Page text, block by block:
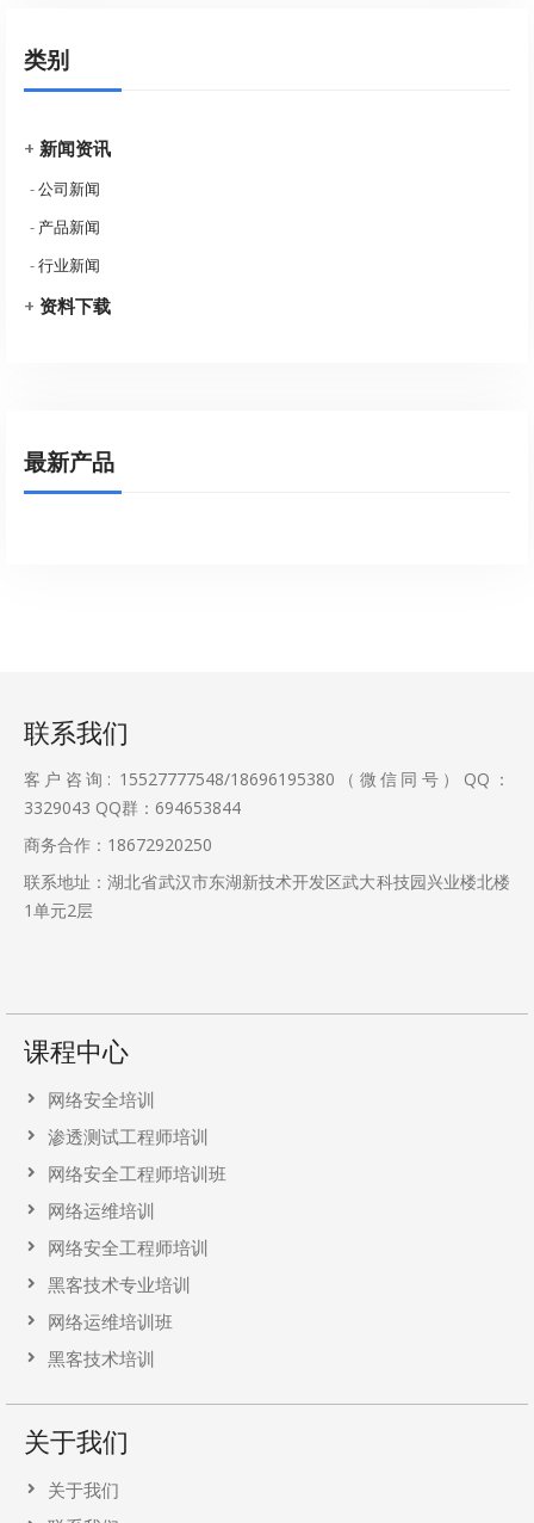
类别
+ 新闻资讯
-公司新闻
- 产品新闻
-行业新闻
+ 资料下载
最新产品
联系我们
客户咨询: 15527777548/18696195380（微信同号）QQ：
3329043 QQ群：694653844
商务合作：18672920250
联系地址：湖北省武汉市东湖新技术开发区武大科技园兴业楼北楼
1单元2层
课程中心
网络安全培训
渗透测试工程师培训
网络安全工程师培训班
网络运维培训
网络安全工程师培训
黑客技术专业培训
网络运维培训班
黑客技术培训
关于我们
关于我们